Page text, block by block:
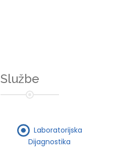
Službe
Laboratorijska
Dijagnostika